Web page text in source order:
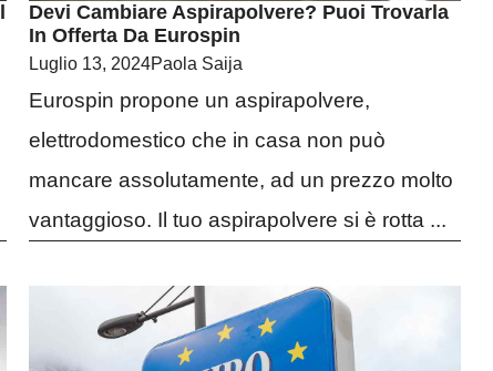
Devi Cambiare Aspirapolvere? Puoi Trovarla
In Offerta Da Eurospin
Luglio 13, 2024Paola Saija
Eurospin propone un aspirapolvere,
elettrodomestico che in casa non può
mancare assolutamente, ad un prezzo molto
vantaggioso. Il tuo aspirapolvere si è rotta ...